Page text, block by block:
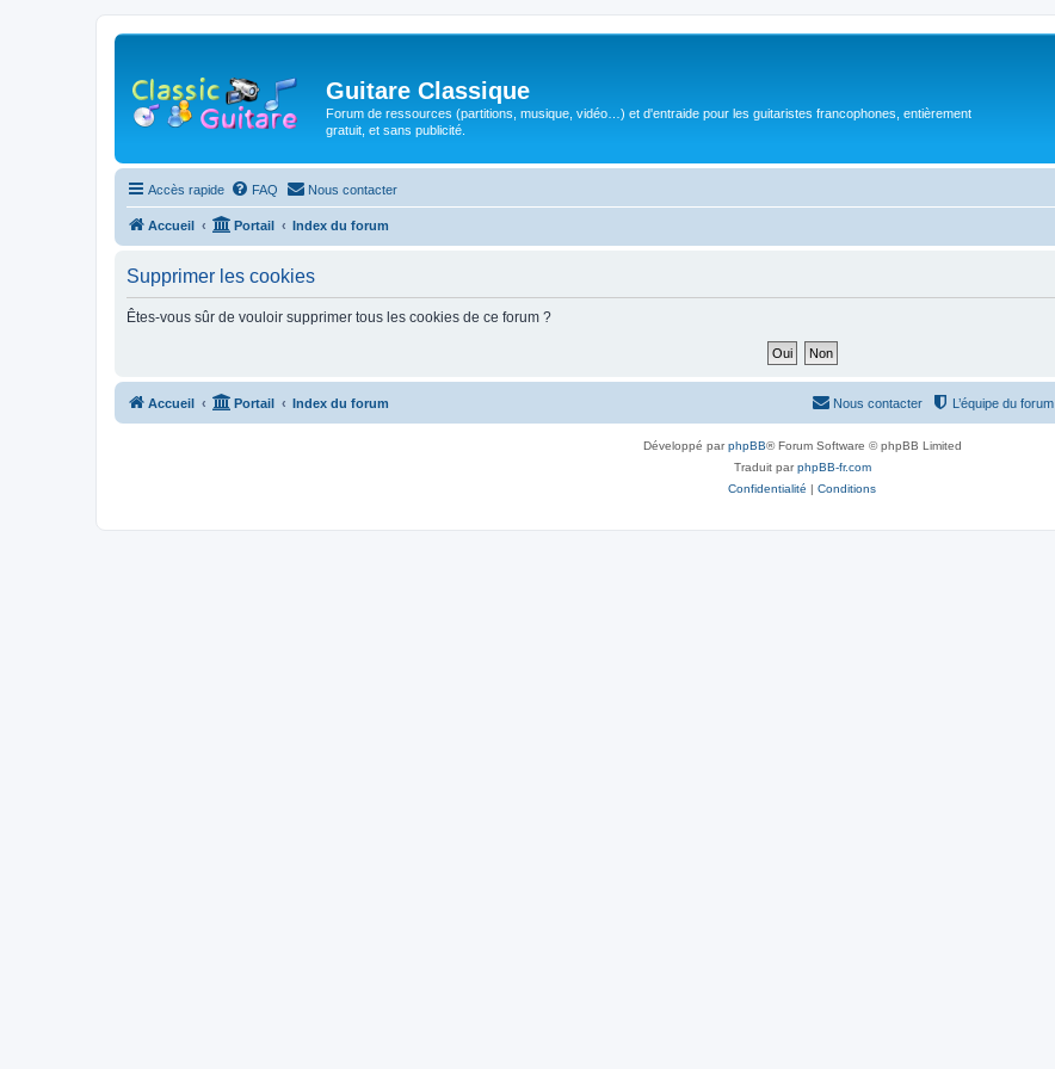
Guitare Classique
Forum de ressources (partitions, musique, vidéo…) et d'entraide pour les guitaristes francophones, entièrement
gratuit, et sans publicité.
Accès rapide FAQ Nous contacter
Accueil Portail Index du forum
Supprimer les cookies
Êtes-vous sûr de vouloir supprimer tous les cookies de ce forum ?
Accueil Portail Index du forum L’équipe du forum
Nous contacter
Développé parphpBB® Forum Software © phpBB Limited
Traduit parphpBB-fr.com
Confidentialité | Conditions